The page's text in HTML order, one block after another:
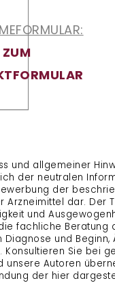
ZUM
und allgemeiner
der neutralen
der
Arzneimittel dar. Der
und
fachliche
und
Sie bei
unsere Autoren
der hier